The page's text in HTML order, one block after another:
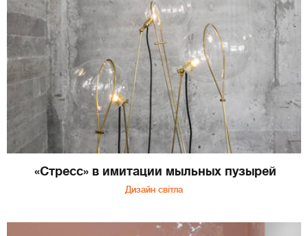
«Стресс» в имитации мыльных пузырей
Дизайн світла